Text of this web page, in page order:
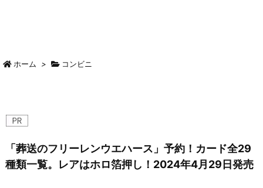
ホーム > コンビニ
「葬送のフリーレンウエハース」予約！カード全29
種類一覧。レアはホロ箔押し！2024年4月29日発売